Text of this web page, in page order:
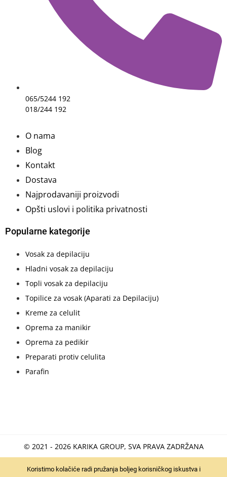
065/5244 192
018/244 192
O nama
Blog
Kontakt
Dostava
Najprodavaniji proizvodi
Opšti uslovi i politika privatnosti
Popularne kategorije
Vosak za depilaciju
Hladni vosak za depilaciju
Topli vosak za depilaciju
Topilice za vosak (Aparati za Depilaciju)
Kreme za celulit
Oprema za manikir
Oprema za pedikir
Preparati protiv celulita
Parafin
© 2021 - 2026 KARIKA GROUP, SVA PRAVA ZADRŽANA
Koristimo kolačiće radi pružanja boljeg korisničkog iskustva i